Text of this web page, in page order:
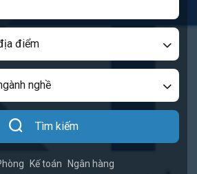
điểm
nghề
Tìm kiếm
Kế toán Ngân hàng